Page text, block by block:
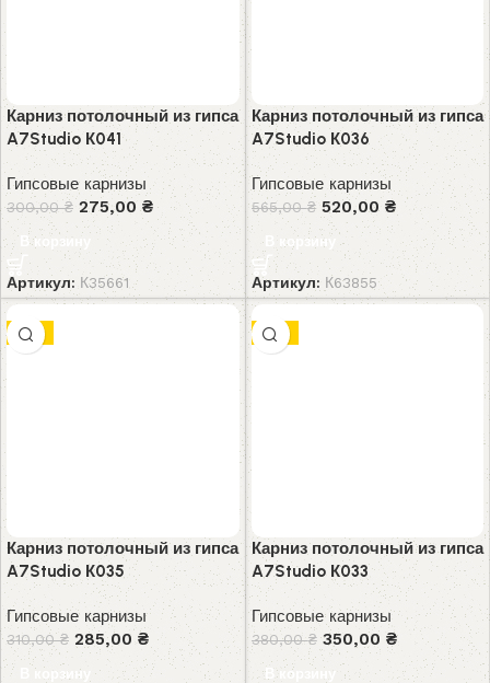
Карниз потолочный из гипса
A7Studio К041
Гипсовые карнизы
300,00₴ 275,00₴
В корзину
Артикул: К35661
Карниз потолочный из гипса
A7Studio К036
Гипсовые карнизы
565,00₴ 520,00 ₴
В корзину
Артикул: К63855
-8%
Карниз потолочный из гипса
A7Studio К035
Гипсовые карнизы
310,00₴ 285,00 ₴
В корзину
-8%
Карниз потолочный из гипса
A7Studio К033
Гипсовые карнизы
380,00₴ 350,00 ₴
В корзину